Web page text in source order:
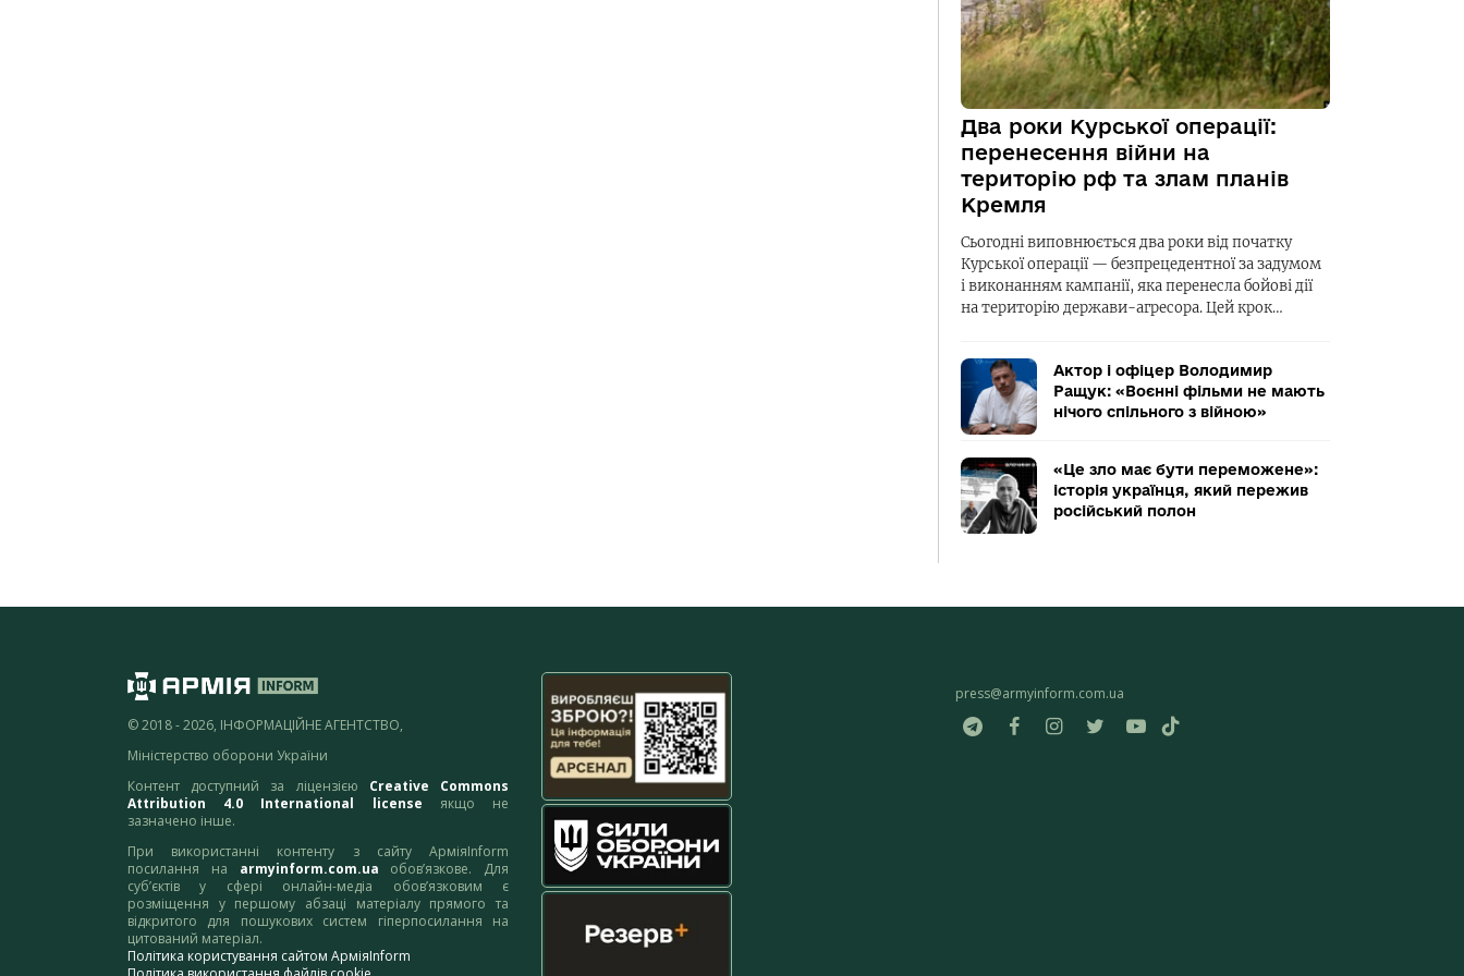
Два роки Курської операції:
перенесення війни на
територію рф та злам планів
Кремля
Сьогодні виповнюється два роки від початку
Курської операції — безпрецедентної за задумом
і виконанням кампанії, яка перенесла бойові дії
на територію держави-агресора. Цей крок…
Актор і офіцер Володимир
Ращук: «Воєнні фільми не мають
нічого спільного з війною»
«Це зло має бути переможене»:
історія українця, який пережив
російський полон
© 2018 - 2026, ІНФОРМАЦІЙНЕ АГЕНТСТВО,
Міністерство оборони України
Контент доступний за ліцензією Creative Commons
Attribution 4.0 International license якщо не
зазначено інше.
При використанні контенту з сайту АрміяInform
посилання на armyinform.com.ua обов’язкове. Для
суб’єктів у сфері онлайн-медіа обов’язковим є
розміщення у першому абзаці матеріалу прямого та
відкритого для пошукових систем гіперпосилання на
цитований матеріал.
Політика користування сайтом АрміяInform
press@armyinform.com.ua